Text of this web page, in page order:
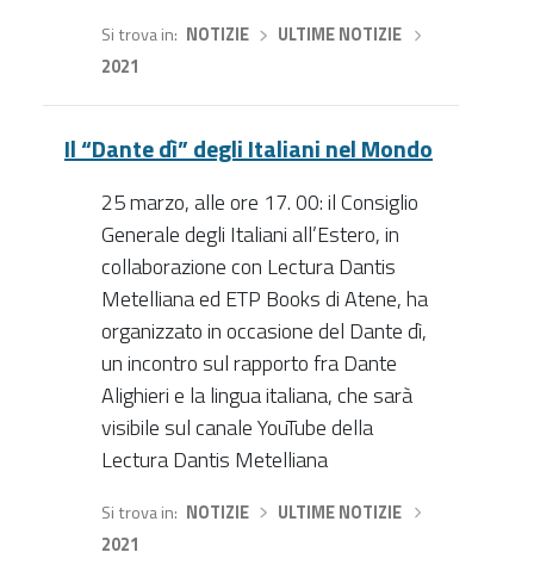
Si trova in NOTIZIE› ULTIME NOTIZIE
2021
Il “Dante dì” degli Italiani nel Mondo
25 marzo, alle ore 17. 00: il Consiglio
Generale degli Italiani all’Estero, in
collaborazione con Lectura Dantis
Metelliana ed ETP Books di Atene, ha
organizzato in occasione del Dante dì,
un incontro sul rapporto fra Dante
Alighieri e la lingua italiana, che sarà
visibile sul canale YouTube della
Lectura Dantis Metelliana
Si trova in NOTIZIE› ULTIME NOTIZIE
2021